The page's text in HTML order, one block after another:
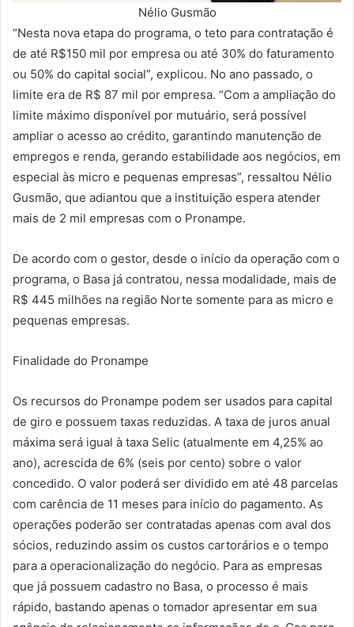
Nélio Gusmão
“Nesta nova etapa do programa, o teto para contratação é
de até R$150 mil por empresa ou até 30% do faturamento
ou 50% do capital social”, explicou. No ano passado, o
limite era de R$ 87 mil por empresa. “Com a ampliação do
limite máximo disponível por mutuário, será possível
ampliar o acesso ao crédito, garantindo manutenção de
empregos e renda, gerando estabilidade aos negócios, em
especial às micro e pequenas empresas”, ressaltou Nélio
Gusmão, que adiantou que a instituição espera atender
mais de 2 mil empresas com o Pronampe.
De acordo com o gestor, desde o início da operação com o
programa, o Basa já contratou, nessa modalidade, mais de
R$ 445 milhões na região Norte somente para as micro e
pequenas empresas.
Finalidade do Pronampe
Os recursos do Pronampe podem ser usados para capital
de giro e possuem taxas reduzidas. A taxa de juros anual
máxima será igual à taxa Selic (atualmente em 4,25% ao
ano), acrescida de 6% (seis por cento) sobre o valor
concedido. O valor poderá ser dividido em até 48 parcelas
com carência de 11 meses para início do pagamento. As
operações poderão ser contratadas apenas com aval dos
sócios, reduzindo assim os custos cartorários e o tempo
para a operacionalização do negócio. Para as empresas
que já possuem cadastro no Basa, o processo é mais
rápido, bastando apenas o tomador apresentar em sua